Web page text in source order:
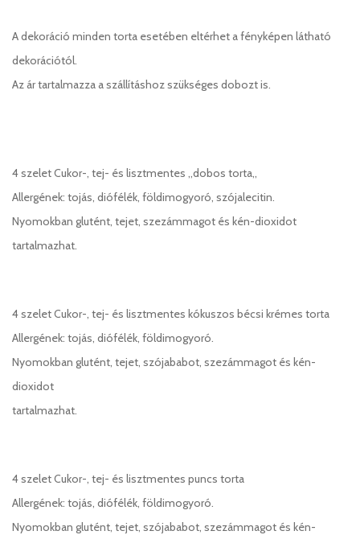
A dekoráció minden torta esetében eltérhet a fényképen látható
dekorációtól.
Az ár tartalmazza a szállításhoz szükséges dobozt is.
4 szelet Cukor-, tej- és lisztmentes ,,dobos torta,,
Allergének: tojás, diófélék, földimogyoró, szójalecitin.
Nyomokban glutént, tejet, szezámmagot és kén-dioxidot
tartalmazhat.
4 szelet Cukor-, tej- és lisztmentes kókuszos bécsi krémes torta
Allergének: tojás, diófélék, földimogyoró.
Nyomokban glutént, tejet, szójababot, szezámmagot és kén-
dioxidot
tartalmazhat.
4 szelet Cukor-, tej- és lisztmentes puncs torta
Allergének: tojás, diófélék, földimogyoró.
Nyomokban glutént, tejet, szójababot, szezámmagot és kén-